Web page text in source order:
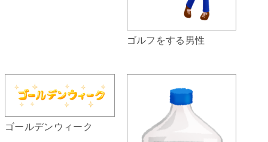
ゴルフをする男性
ゴールデンウィーク